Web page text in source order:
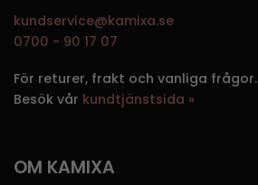
kundservice@kamixa.se
0700 - 90 17 07
För returer, frakt och vanliga frågor.
Besök vår kundtjänstsida »
OM KAMIXA